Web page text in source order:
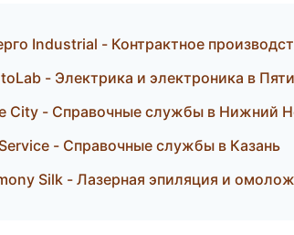
Industrial - Контрактное
- Электрика и электроника в
City - Справочные службы в Нижний
- Справочные службы в Казань
Silk - Лазерная эпиляция и